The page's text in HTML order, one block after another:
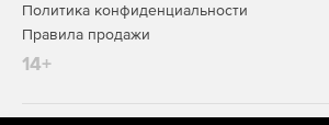
Политика конфиденциальности
Правила продажи
14+